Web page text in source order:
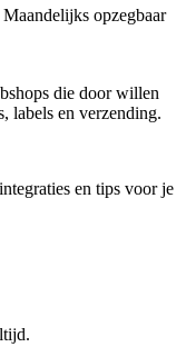
Maandelijks opzegbaar
die door willen
labels en verzending.
en tips voor je